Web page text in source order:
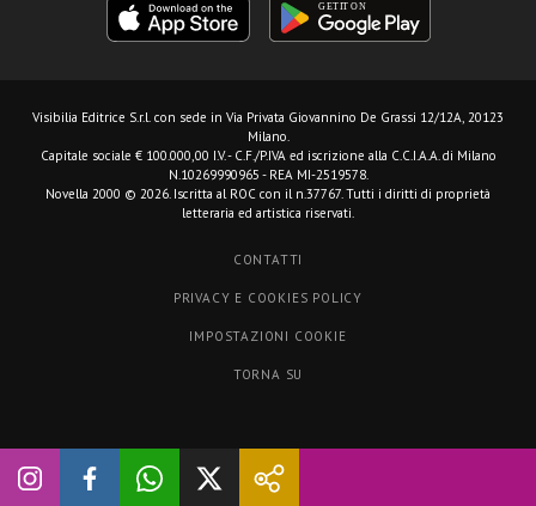
Visibilia Editrice S.r.l. con sede in Via Privata Giovannino De Grassi 12/12A, 20123
Milano.
Capitale sociale € 100.000,00 I.V. - C.F./P.IVA ed iscrizione alla C.C.I.A.A. di Milano
N.10269990965 - REA MI-2519578.
Novella 2000 © 2026. Iscritta al ROC con il n.37767. Tutti i diritti di proprietà
letteraria ed artistica riservati.
CONTATTI
PRIVACY E COOKIES POLICY
IMPOSTAZIONI COOKIE
TORNA SU